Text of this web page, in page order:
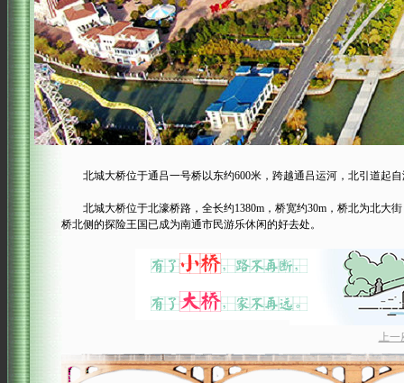
北城大桥位于通吕一号桥以东约600米，跨越通吕运河，北引道起自
北城大桥位于北濠桥路，全长约1380m，桥宽约30m，桥北为北大
桥北侧的探险王国已成为南通市民游乐休闲的好去处。
上一